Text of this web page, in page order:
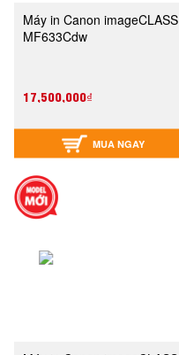
Máy in Canon imageCLASS
MF633Cdw
17,500,000₫
MUA NGAY